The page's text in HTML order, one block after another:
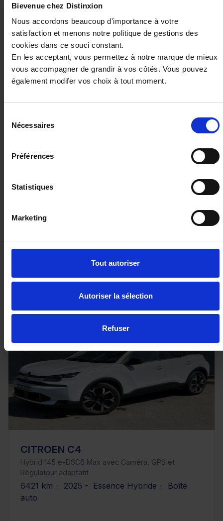
Bievenue chez Distinxion
Nous accordons beaucoup d'importance à votre
satisfaction et menons notre politique de gestions des
cookies dans ce souci constant.
En les acceptant, vous permettez à notre marque de mieux
vous accompagner de grandir à vos côtés. Vous pouvez
également modifer vos choix à tout moment.
Nécessaires
Préférences
Statistiques
Marketing
Tout autoriser
Autoriser la sélection
Refuser
Ces véhicules pourraient vous
intéresser
PEUGEOT 2008
10 km - 2024 - Essence - Boîte manuelle
ou à partir de253.38 €/mois
CITROEN C4
Hybrid 145 e-DSC6 Max avec Caméra, GPS et
Régulateur adaptatif
6421 km - 2025 - Essence Hybride - Boîte
auto